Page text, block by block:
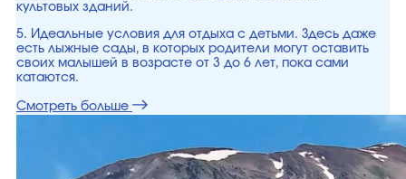
культовых зданий.
5. Идеальные условия для отдыха с детьми. Здесь даже
есть лыжные сады, в которых родители могут оставить
своих малышей в возрасте от 3 до 6 лет, пока сами
катаются.
Смотреть больше